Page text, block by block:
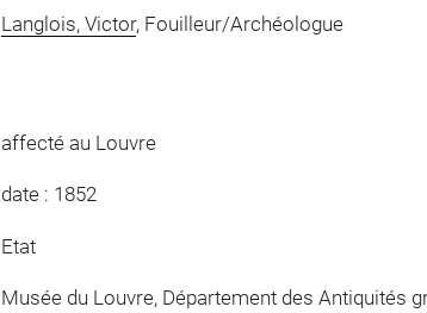
Langlois, Victor, Fouilleur/Archéologue
affecté au Louvre
date : 1852
Etat
Musée du Louvre, Département des Antiquités